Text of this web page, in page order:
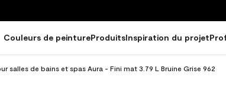
Couleurs de peintureProduitsInspiration du projet
salles de bains et spas Aura - Fini mat 3.79 L Bruine Grise 962